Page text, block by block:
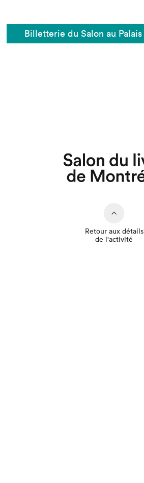
Billetterie du Salon au Palais
Retour aux détails
de l'activité